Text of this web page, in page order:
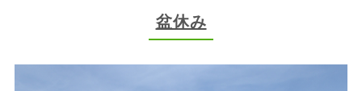
盆休み